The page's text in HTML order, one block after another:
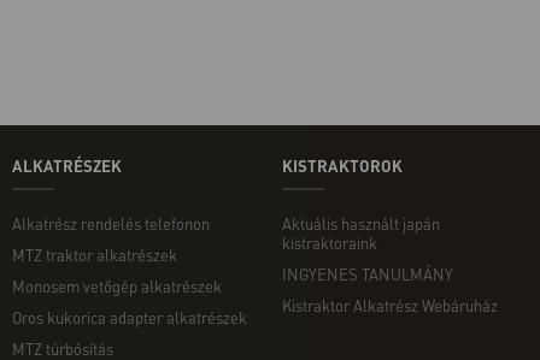
ALKATRÉSZEK
Alkatrész rendelés telefonon
MTZ traktor alkatrészek
Monosem vetőgép alkatrészek
Oros kukorica adapter alkatrészek
MTZ túrbósítás
KISTRAKTOROK
Aktuális használt japán
kistraktoraink
INGYENES TANULMÁNY
Kistraktor Alkatrész Webáruház